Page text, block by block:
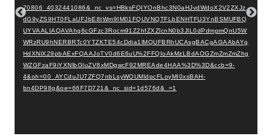
ー70806_4032441086&_nc_vs=HBksFQIYOnBhc3N0aHJvdWdoX2V2ZXJz
dG9yZS9HT0FLaUFJbE8tWm9IM01FQUVNQTFLbENHTFU3YnBSMUFBQ
UYVAALIAQAVAhg6cGFzc3Rocm91Z2hfZXZlcnN0b3JlL0dPdmpmQnU5W
WRzRU9hNERBRTc0YTZKTE54cDdia1lMQUFBRhUCAsgBACgAGAAbAYg
HdXNlX29pbAExFQAAJoTV0d6E6uU%2FFQIoAkMzLBdAOGZmZmZmZhg
WZGFzaF9iYXNlbGluZV8xMDgwcF92MREAde4HAA%3D%3D&ccb=9-
4&oh=00_AYCduJU7ZFQ7nbLsyWOUMldpcFLoyMI0xsBAH-
bn4DP98g&oe=66F7D721&_nc_sid=1d576d&_=1